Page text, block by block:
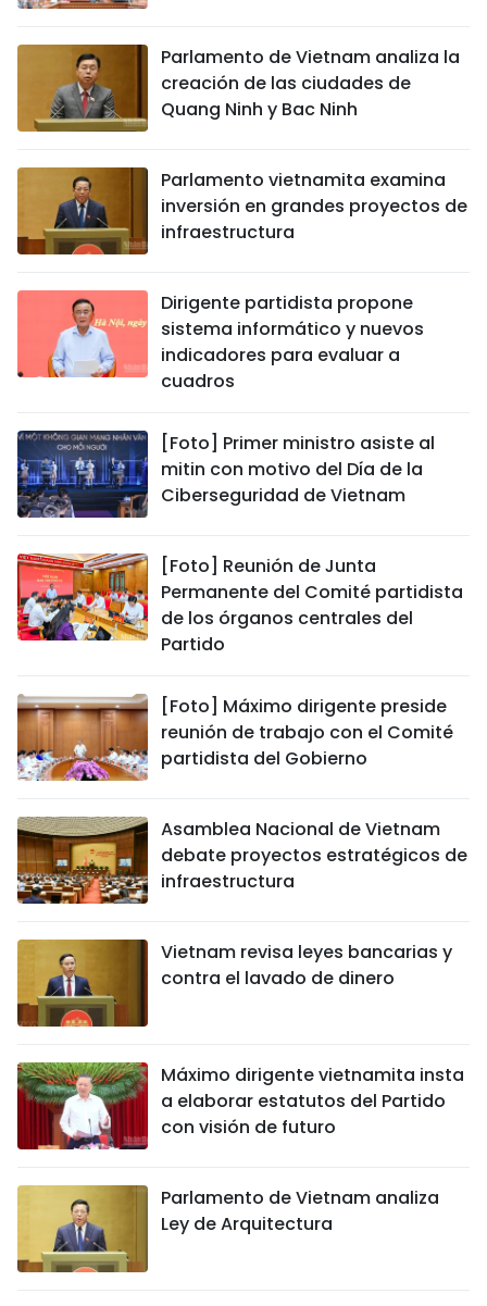
Parlamento de Vietnam analiza la
creación de las ciudades de
Quang Ninh y Bac Ninh
Parlamento vietnamita examina
inversión en grandes proyectos de
infraestructura
Dirigente partidista propone
sistema informático y nuevos
indicadores para evaluar a
cuadros
[Foto] Primer ministro asiste al
mitin con motivo del Día de la
Ciberseguridad de Vietnam
[Foto] Reunión de Junta
Permanente del Comité partidista
de los órganos centrales del
Partido
[Foto] Máximo dirigente preside
reunión de trabajo con el Comité
partidista del Gobierno
Asamblea Nacional de Vietnam
debate proyectos estratégicos de
infraestructura
Vietnam revisa leyes bancarias y
contra el lavado de dinero
Máximo dirigente vietnamita insta
a elaborar estatutos del Partido
con visión de futuro
Parlamento de Vietnam analiza
Ley de Arquitectura